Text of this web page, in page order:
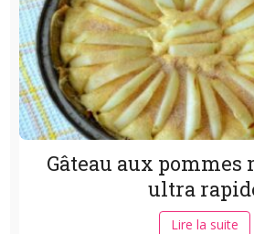
Gâteau aux
ultra
Lire la suite